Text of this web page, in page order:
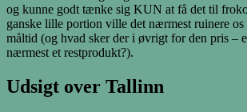
og kunne godt tænke sig KUN at få det til
ganske lille portion ville det nærmest ruinere
måltid (og hvad sker der i øvrigt for den pris –
nærmest et restprodukt?).
Udsigt over Tallinn